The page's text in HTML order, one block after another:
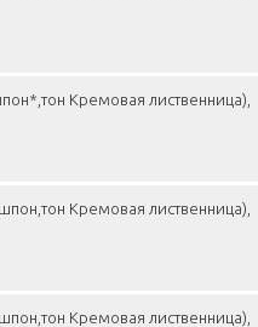
Кремовая лиственница),
Кремовая лиственница),
Кремовая лиственница),